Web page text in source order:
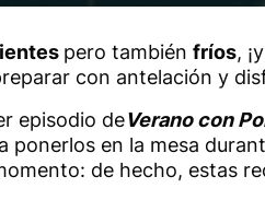
pero también fríos,
con antelación y
episodio deVerano con
ponerlos en la mesa
de hecho, estas